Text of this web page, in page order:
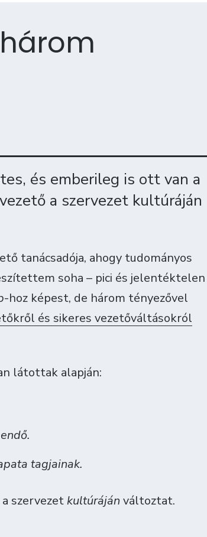
és emberileg is ott van a
a szervezet kultúráján
tanácsadója, ahogy tudományos
soha – pici és jelentéktelen
-hoz képest, de három tényezővel
és sikeres vezetőváltásokról
látottak alapján:
tagjainak.
szervezetkultúráján változtat.